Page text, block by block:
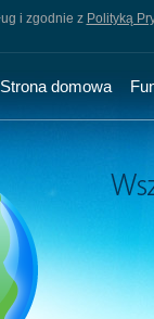
i zgodnie z Polityką
Strona domowa